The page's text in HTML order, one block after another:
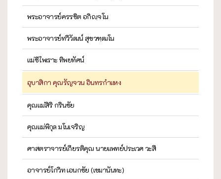
พระอาจารย์ครรชิต อกิญฺจโน
พระอาจารย์ทวีวัฒน์ สุขวฑฺฒโน
แม่ชีไพเราะ ทิพยทัศน์
อุบาสิกา คุณรัญจวน อินทรกำแหง
คุณแม่สิริ กรินชัย
คุณแม่พิกุล มโนเจริญ
ศาสตราจารย์เกียรติคุณ นายแพทย์ประเวศ วะสี
อาจารย์โกวิท เอนกชัย (เขมานันทะ)